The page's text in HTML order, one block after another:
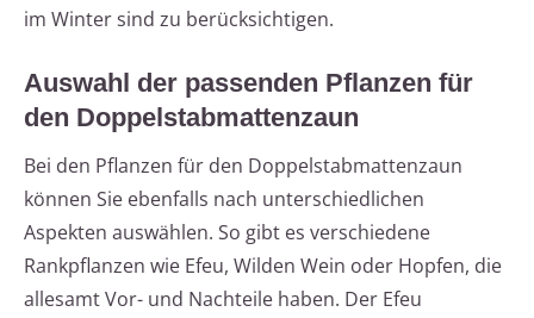
im Winter sind zu berücksichtigen.
Auswahl der passenden Pflanzen für
den Doppelstabmattenzaun
Bei den Pflanzen für den Doppelstabmattenzaun
können Sie ebenfalls nach unterschiedlichen
Aspekten auswählen. So gibt es verschiedene
Rankpflanzen wie Efeu, Wilden Wein oder Hopfen, die
allesamt Vor- und Nachteile haben. Der Efeu